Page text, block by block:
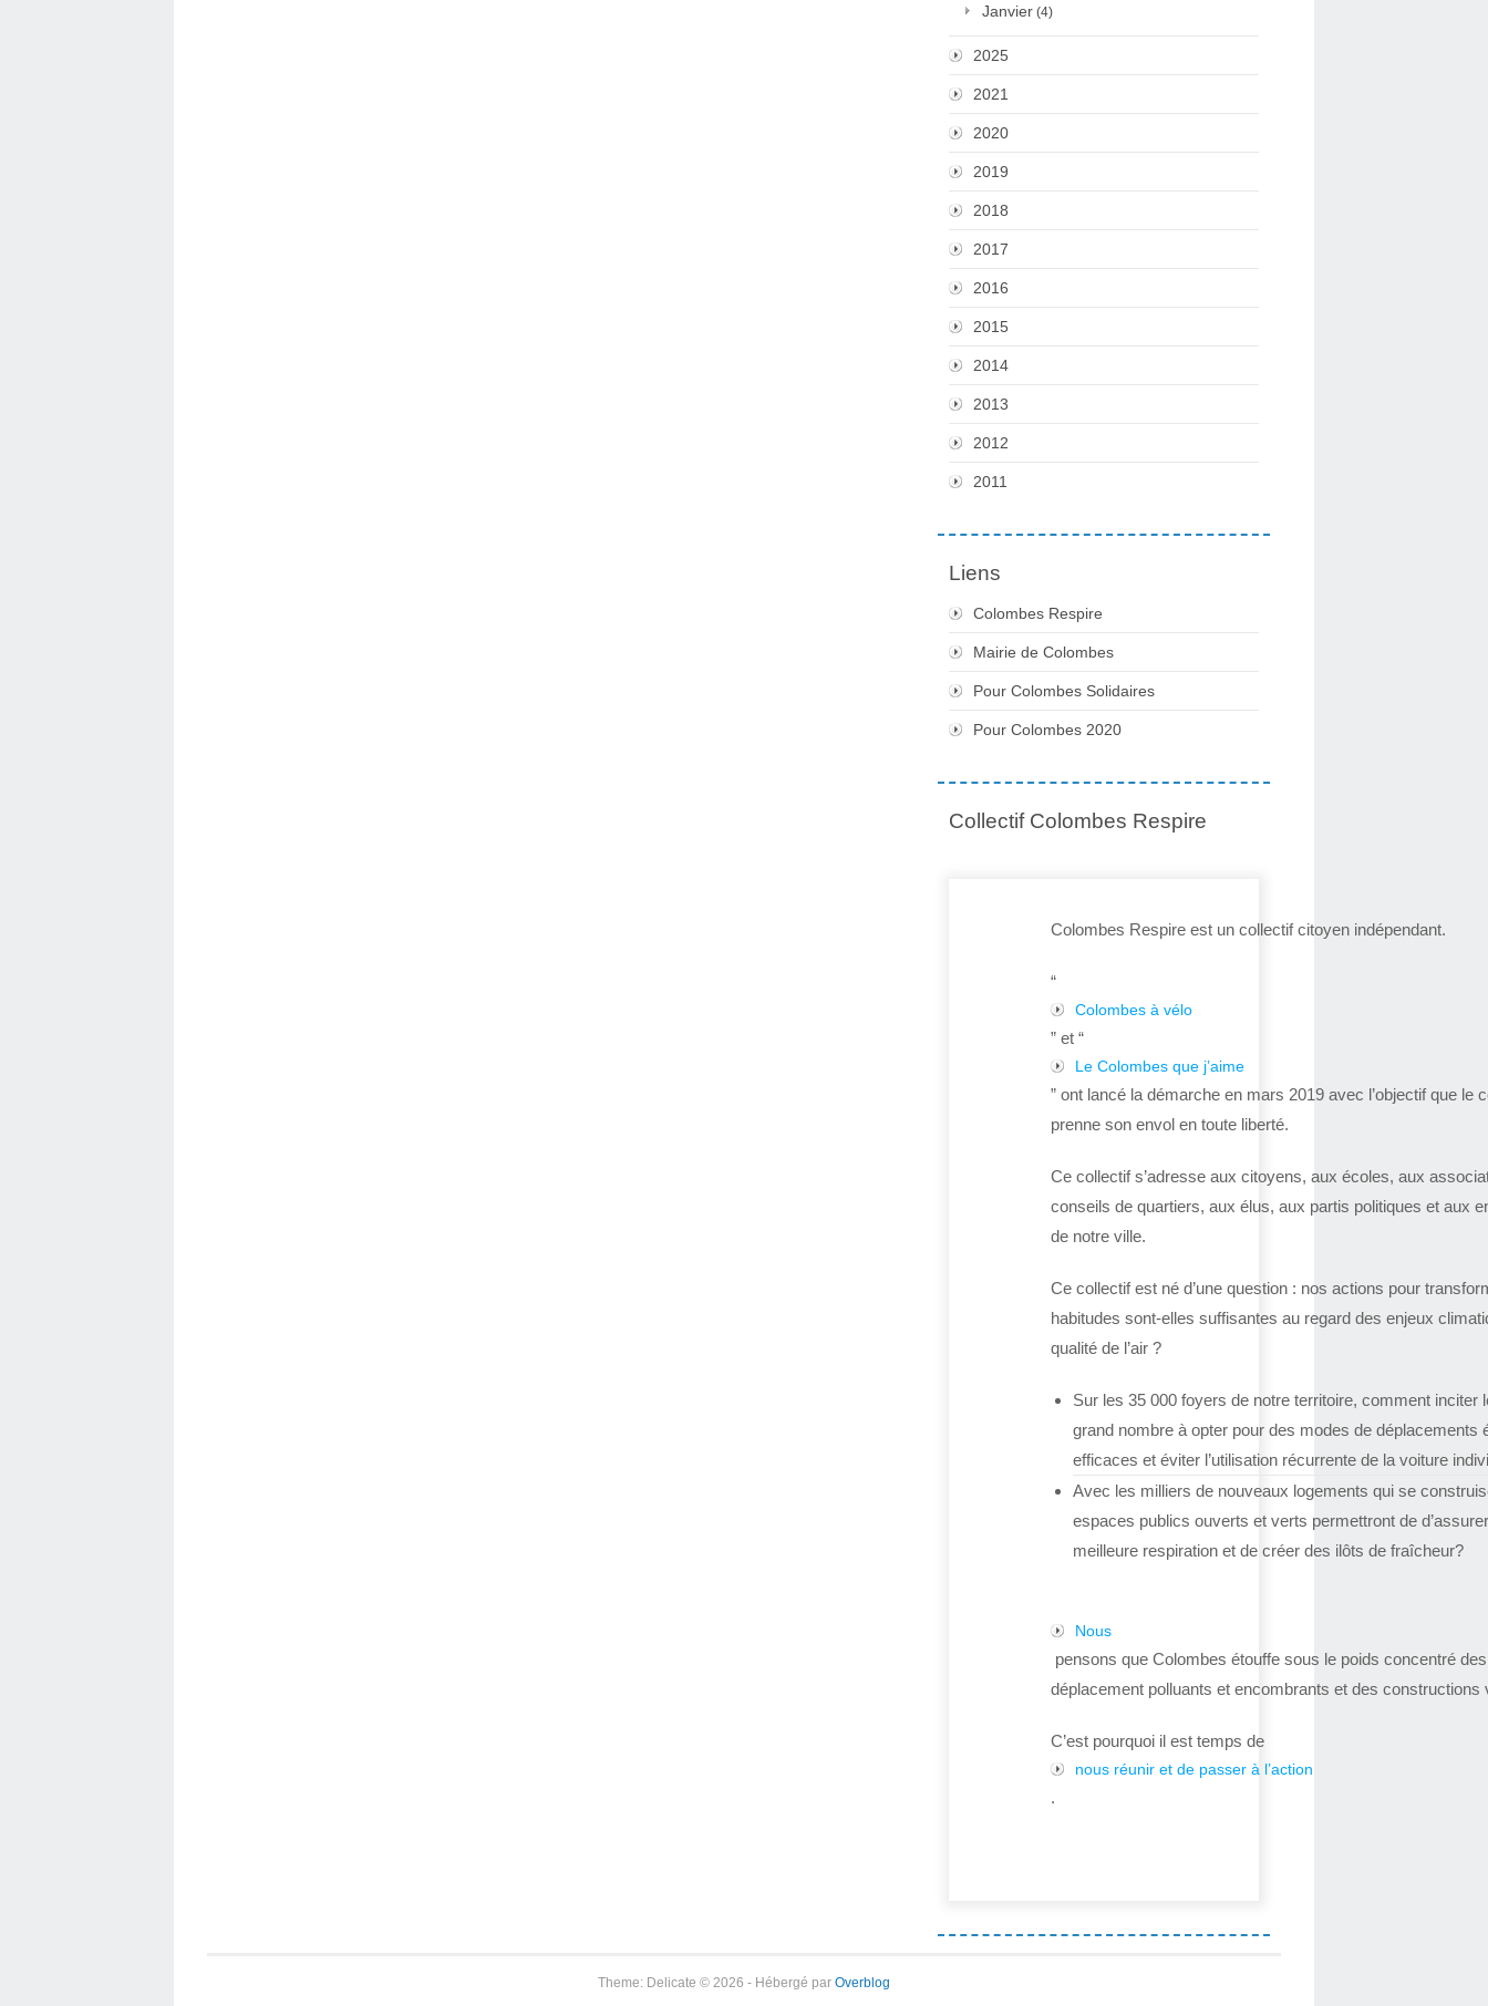
Janvier (4)
2025
2021
2020
2019
2018
2017
2016
2015
2014
2013
2012
2011
Liens
Colombes Respire
Mairie de Colombes
Pour Colombes Solidaires
Pour Colombes 2020
Collectif Colombes Respire
Colombes Respire est un collectif citoyen indépendant.
“
Colombes à vélo
” et “
Le Colombes que j’aime
” ont lancé la démarche en mars 2019 avec l’objectif que le
prenne son envol en toute liberté.
Ce collectif s’adresse aux citoyens, aux écoles, aux
conseils de quartiers, aux élus, aux partis politiques et aux
de notre ville.
Ce collectif est né d’une question : nos actions pour
habitudes sont-elles suffisantes au regard des enjeux
qualité de l’air ?
Sur les 35 000 foyers de notre territoire, comment inciter
grand nombre à opter pour des modes de déplacements
efficaces et éviter l’utilisation récurrente de la voiture
Avec les milliers de nouveaux logements qui se
espaces publics ouverts et verts permettront de
meilleure respiration et de créer des ilôts de fraîcheur?
Nous
pensons que Colombes étouffe sous le poids concentré
déplacement polluants et encombrants et des constructions
C’est pourquoi il est temps de
nous réunir et de passer à l’action
.
Theme: Delicate © 2026 - Hébergé par Overblog